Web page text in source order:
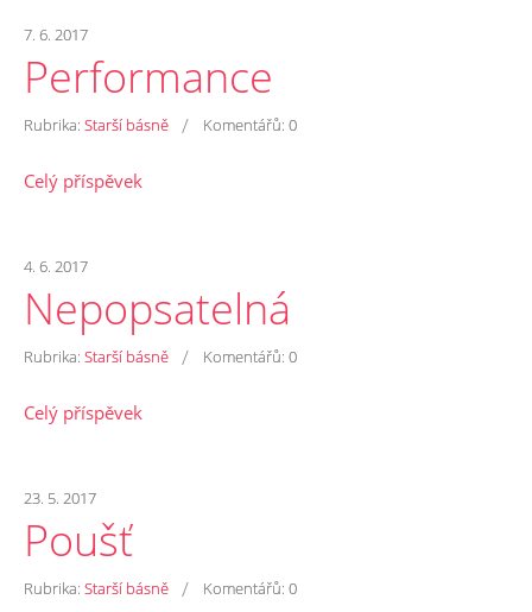
7. 6. 2017
Performance
Rubrika: Starší básně / Komentářů: 0
Celý příspěvek
4. 6. 2017
Nepopsatelná
Rubrika: Starší básně / Komentářů: 0
Celý příspěvek
23. 5. 2017
Poušť
Rubrika: Starší básně / Komentářů: 0